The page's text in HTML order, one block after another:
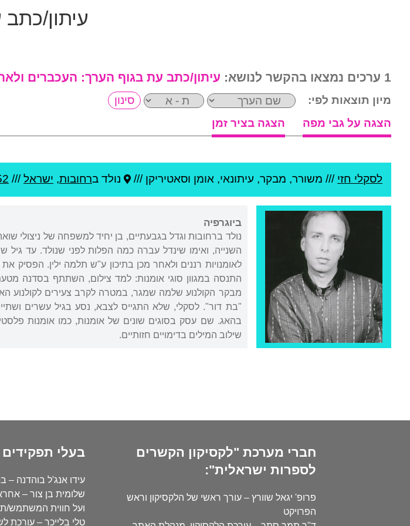
עיתון/
1 ערכים נמצאו בהקשר לנושא: עיתון/כתב עת בגוף הערך: העכברים
מיון תוצאות לפי:
הצגה על גבי מפה
הצגה בציר זמן
לסקלי חזי /// משורר, מבקר, עיתונאי, אומן וסאטיריקן /// נולד ברחובות, ישראל///
ביוגרפיה
נולד ברחובות וגדל בגבעתיים, בן יחיד למשפחה של ניצולי
השנייה, ואימו שינדל עברה כמה הפלות לפני שנולד. עד
לאומנויות רננים ולאחר מכן בתיכון ע"ש תלמה ילין. הפסיק
התנסה במגוון סוגי אומנות: למד צילום, השתתף בסדנה
מבקר הקולנוע שלמה שמגר, במטרה לקרב צעירים לקולנוע
"בת דור". לסקלי, שלא התגייס לצבא, נסע בגיל עשרים
בהאג. שם עסק בסוגים שונים של אומנות, כמו אומנות
שילוב המילים בדימויים חזותיים.
חברי מערכת "לקסיקון הקשרים
לספרות ישראלית":
פרופ' יגאל שוורץ – עורך ראשי של הלקסיקון וראש
הפרויקט
בעלי
עידו אנג'ל בוהדנה –
שלומית בן צור –
ועל חווית המשתמש/ת
טלי בלייכר – עורכת